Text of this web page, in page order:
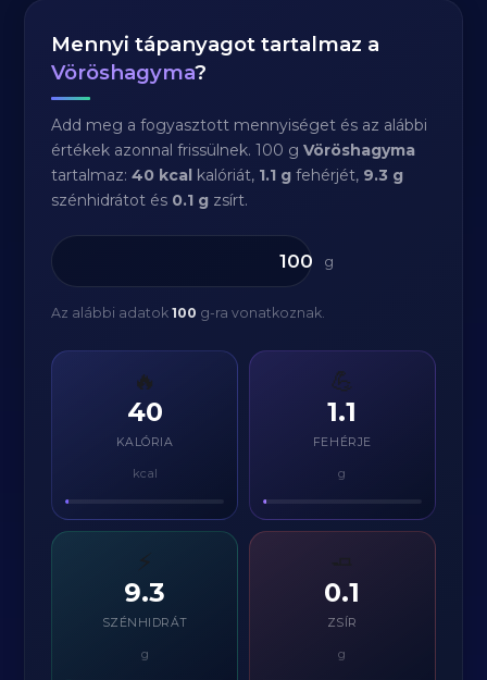
Mennyi tápanyagot tartalmaz a
Vöröshagyma?
Add meg a fogyasztott mennyiséget és az alábbi
értékek azonnal frissülnek. 100 gVöröshagyma
tartalmaz:40 kcal kalóriát, 1.1 g fehérjét, 9.3 g
szénhidrátot és 0.1 g zsírt.
g
Az alábbi adatok100 g-ra vonatkoznak.
🔥
40
KALÓRIA
kcal
💪
1.1
FEHÉRJE
g
⚡
9.3
SZÉNHIDRÁT
g
0.1
ZSÍR
g